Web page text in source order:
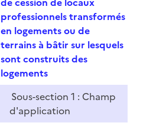
p
l
i
e
r
professionnels transformés
en logements ou de
terrains à bâtir sur lesquels
sont construits des
logements
Sous-section 1 : Champ
d'application